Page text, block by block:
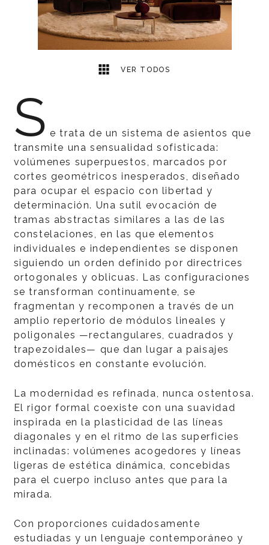
VER TODOS
S e trata de un sistema de asientos que
transmite una sensualidad sofisticada:
volúmenes superpuestos, marcados por
cortes geométricos inesperados, diseñado
para ocupar el espacio con libertad y
determinación. Una sutil evocación de
tramas abstractas similares a las de las
constelaciones, en las que elementos
individuales e independientes se disponen
siguiendo un orden definido por directrices
ortogonales y oblicuas. Las configuraciones
se transforman continuamente, se
fragmentan y recomponen a través de un
amplio repertorio de módulos lineales y
poligonales —rectangulares, cuadrados y
trapezoidales— que dan lugar a paisajes
domésticos en constante evolución.
La modernidad es refinada, nunca ostentosa.
El rigor formal coexiste con una suavidad
inspirada en la plasticidad de las líneas
diagonales y en el ritmo de las superficies
inclinadas: volúmenes acogedores y líneas
ligeras de estética dinámica, concebidas
para el cuerpo incluso antes que para la
mirada.
Con proporciones cuidadosamente
estudiadas y un lenguaje contemporáneo y